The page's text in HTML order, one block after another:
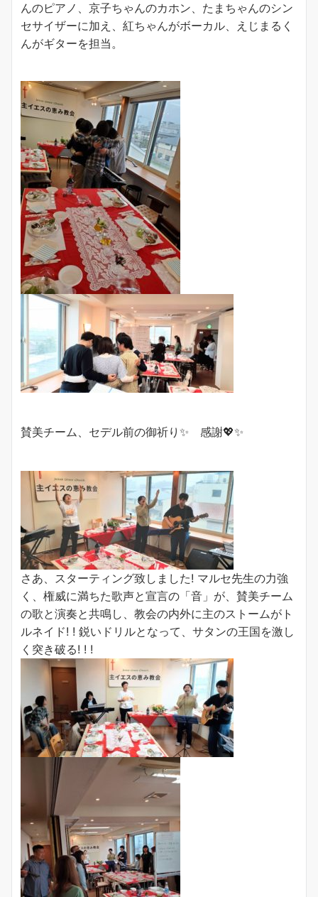
んのピアノ、京子ちゃんのカホン、たまちゃんのシン
セサイザーに加え、紅ちゃんがボーカル、えじまるく
んがギターを担当。
賛美チーム、セデル前の御祈り✨ 感謝💖✨
さあ、スターティング致しました! マルセ先生の力強
く、権威に満ちた歌声と宣言の「音」が、賛美チーム
の歌と演奏と共鳴し、教会の内外に主のストームがト
ルネイド! ! 鋭いドリルとなって、サタンの王国を激し
く突き破る! ! !